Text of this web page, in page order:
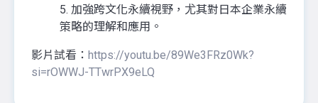
5. 加強跨文化永續視野，尤其對日本企業永續
策略的理解和應用。
影片試看： https://youtu.be/89We3FRz0Wk?
si=rOWWJ-TTwrPX9eLQ